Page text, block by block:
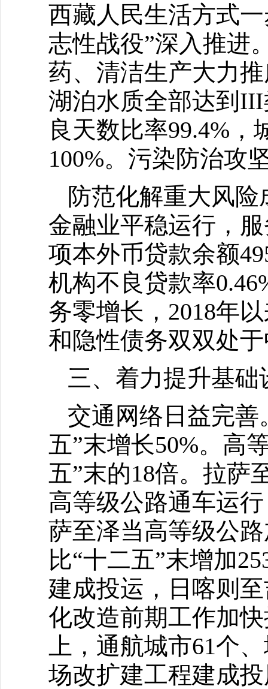
西藏人民生活方式
志性战役”深入推进
药、清洁生产大力
湖泊水质全部达到
良天数比率99.4%
100%。污染防治攻
防范化解重大风
金融业平稳运行，
项本外币贷款余额
机构不良贷款率
务零增长，2018年
和隐性债务双双处
三、着力提升基础
交通网络日益完善
五”末增长50%。高
五”末的18倍。拉萨
高等级公路通车运
萨至泽当高等级公
比“十二五”末增加
建成投运，日喀则
化改造前期工作加
上，通航城市61个
场改扩建工程建成